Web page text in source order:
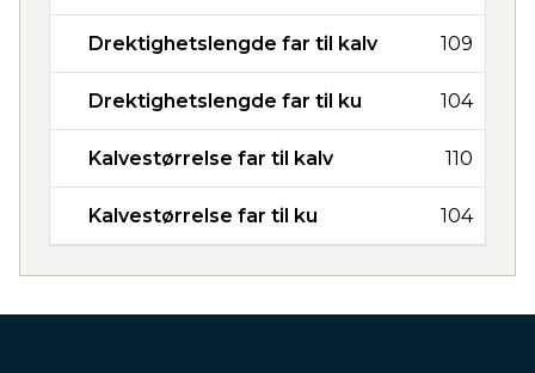
Drektighetslengde far til kalv 109
Drektighetslengde far til ku 104
Kalvestørrelse far til kalv 110
Kalvestørrelse far til ku 104